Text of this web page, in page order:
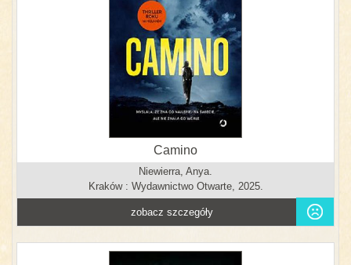
Camino
Niewierra, Anya.
Kraków : Wydawnictwo Otwarte, 2025.
zobacz szczegóły